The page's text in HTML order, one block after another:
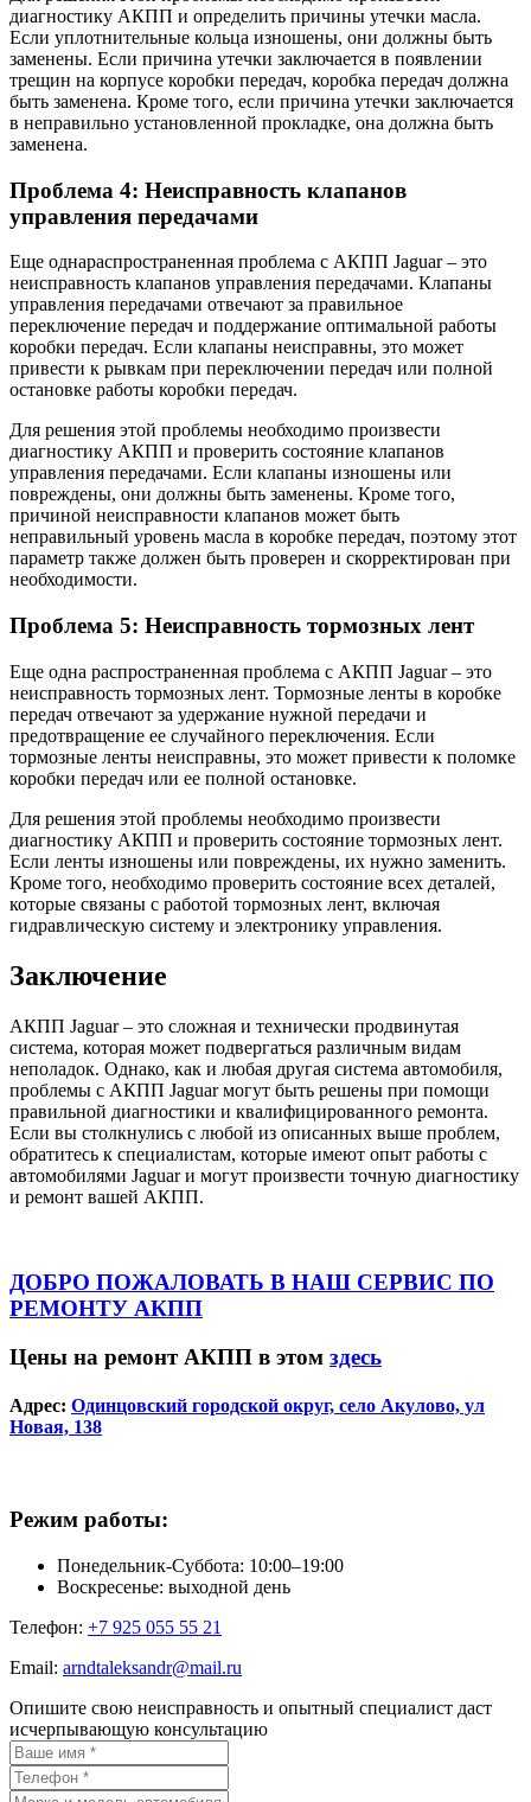
диагностику АКПП и определить причины утечки масла.
Если уплотнительные кольца изношены, они должны быть
заменены. Если причина утечки заключается в появлении
трещин на корпусе коробки передач, коробка передач должна
быть заменена. Кроме того, если причина утечки заключается
в неправильно установленной прокладке, она должна быть
заменена.
Проблема 4: Неисправность клапанов
управления передачами
Еще однараспространенная проблема с АКПП Jaguar – это
неисправность клапанов управления передачами. Клапаны
управления передачами отвечают за правильное
переключение передач и поддержание оптимальной работы
коробки передач. Если клапаны неисправны, это может
привести к рывкам при переключении передач или полной
остановке работы коробки передач.
Для решения этой проблемы необходимо произвести
диагностику АКПП и проверить состояние клапанов
управления передачами. Если клапаны изношены или
повреждены, они должны быть заменены. Кроме того,
причиной неисправности клапанов может быть
неправильный уровень масла в коробке передач, поэтому этот
параметр также должен быть проверен и скорректирован при
необходимости.
Проблема 5: Неисправность тормозных лент
Еще одна распространенная проблема с АКПП Jaguar – это
неисправность тормозных лент. Тормозные ленты в коробке
передач отвечают за удержание нужной передачи и
предотвращение ее случайного переключения. Если
тормозные ленты неисправны, это может привести к поломке
коробки передач или ее полной остановке.
Для решения этой проблемы необходимо произвести
диагностику АКПП и проверить состояние тормозных лент.
Если ленты изношены или повреждены, их нужно заменить.
Кроме того, необходимо проверить состояние всех деталей,
которые связаны с работой тормозных лент, включая
гидравлическую систему и электронику управления.
Заключение
АКПП Jaguar – это сложная и технически продвинутая
система, которая может подвергаться различным видам
неполадок. Однако, как и любая другая система автомобиля,
проблемы с АКПП Jaguar могут быть решены при помощи
правильной диагностики и квалифицированного ремонта.
Если вы столкнулись с любой из описанных выше проблем,
обратитесь к специалистам, которые имеют опыт работы с
автомобилями Jaguar и могут произвести точную диагностику
и ремонт вашей АКПП.
ДОБРО ПОЖАЛОВАТЬ В НАШ СЕРВИС ПО
РЕМОНТУ АКПП
Цены на ремонт АКПП в этом здесь
Адрес: Одинцовский городской округ, село Акулово, ул
Новая, 138
Режим работы:
Понедельник-Суббота: 10:00–19:00
Воскресенье: выходной день
Телефон: +7 925 055 55 21
Email: arndtaleksandr@mail.ru
Опишите свою неисправность и опытный специалист даст
исчерпывающую консультацию